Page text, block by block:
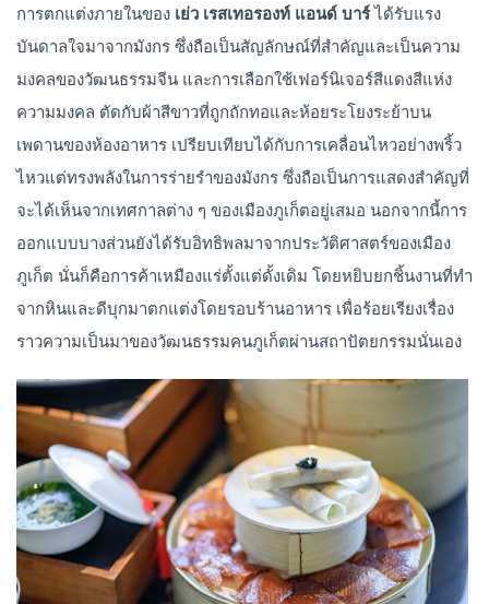
การตกแต่งภายในของ เย่ว เรสเทอรองท์ แอนด์ บาร์ ได้รับแรง
บันดาลใจมาจากมังกร ซึ่งถือเป็นสัญลักษณ์ที่สำคัญและเป็นความ
มงคลของวัฒนธรรมจีน และการเลือกใช้เฟอร์นิเจอร์สีแดงสีแห่ง
ความมงคล ตัดกับผ้าสีขาวที่ถูกถักทอและห้อยระโยงระย้าบน
เพดานของห้องอาหาร เปรียบเทียบได้กับการเคลื่อนไหวอย่างพริ้ว
ไหวแต่ทรงพลังในการร่ายรำของมังกร ซึ่งถือเป็นการแสดงสำคัญที่
จะได้เห็นจากเทศกาลต่าง ๆ ของเมืองภูเก็ตอยู่เสมอ นอกจากนี้การ
ออกแบบบางส่วนยังได้รับอิทธิพลมาจากประวัติศาสตร์ของเมือง
ภูเก็ต นั่นก็คือการค้าเหมืองแร่ตั้งแต่ดั้งเดิม โดยหยิบยกชิ้นงานที่ทำ
จากหินและดีบุกมาตกแต่งโดยรอบร้านอาหาร เพื่อร้อยเรียงเรื่อง
ราวความเป็นมาของวัฒนธรรมคนภูเก็ตผ่านสถาปัตยกรรมนั่นเอง